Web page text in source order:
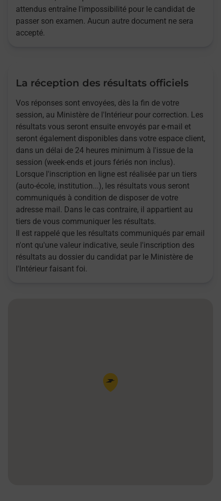
attendus entraîne l'impossibilité pour le candidat de
passer son examen. Aucun autre document ne sera
accepté.
La réception des résultats officiels
Vos réponses sont envoyées, dès la fin de votre
session, au Ministère de l'Intérieur pour correction. Les
résultats vous seront ensuite envoyés par e-mail et
seront également disponibles dans votre espace client,
dans un délai de 24 heures minimum à l'issue de la
session (week-ends et jours fériés non inclus).
Lorsque l'inscription en ligne est réalisée par un tiers
(auto-école, institution...), les résultats vous seront
communiqués à condition de disposer de votre
adresse mail. Dans le cas contraire, il appartient au
tiers de vous communiquer les résultats.
Il est rappelé que les résultats communiqués par email
n'ont qu'une valeur indicative, seule l'inscription des
résultats au dossier du candidat par le Ministère de
l'Intérieur faisant foi.
Pin de la carte